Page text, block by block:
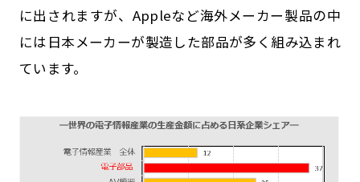
に出されますが、Appleなど海外メーカー製品の中
には日本メーカーが製造した部品が多く組み込まれ
ています。